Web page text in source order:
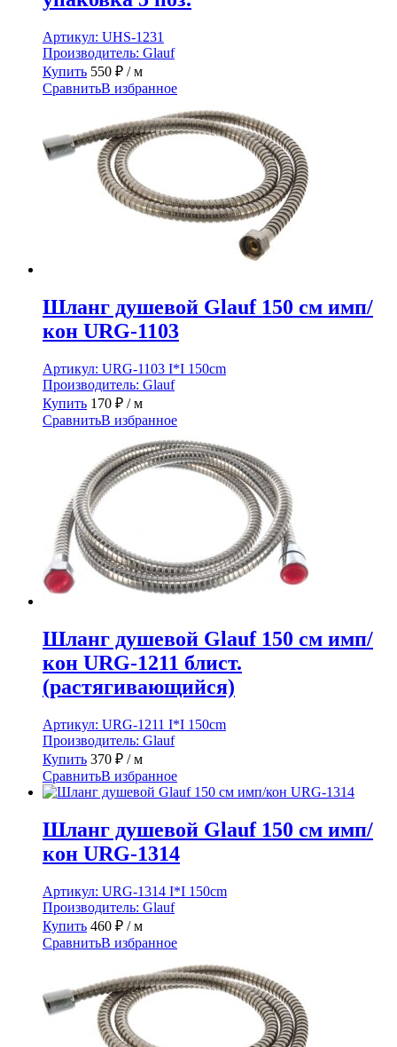
Артикул: UHS-1231
Производитель: Glauf
Купить 550 ₽ / м
СравнитьВ избранное
Шланг душевой Glauf 150 см имп/
кон URG-1103
Артикул: URG-1103 I*I 150cm
Производитель: Glauf
Купить 170 ₽ / м
СравнитьВ избранное
Шланг душевой Glauf 150 см имп/
кон URG-1211 блист.
(растягивающийся)
Артикул: URG-1211 I*I 150cm
Производитель: Glauf
Купить 370 ₽ / м
СравнитьВ избранное
Шланг душевой Glauf 150 см имп/
кон URG-1314
Артикул: URG-1314 I*I 150cm
Производитель: Glauf
Купить 460 ₽ / м
СравнитьВ избранное